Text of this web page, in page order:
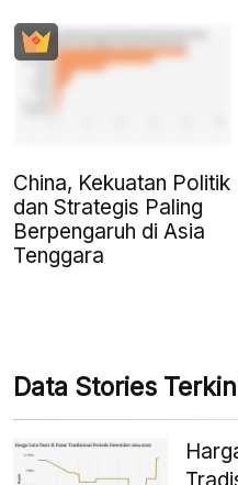
China, Kekuatan Politik
dan Strategis Paling
Berpengaruh di Asia
Tenggara
Data Stories